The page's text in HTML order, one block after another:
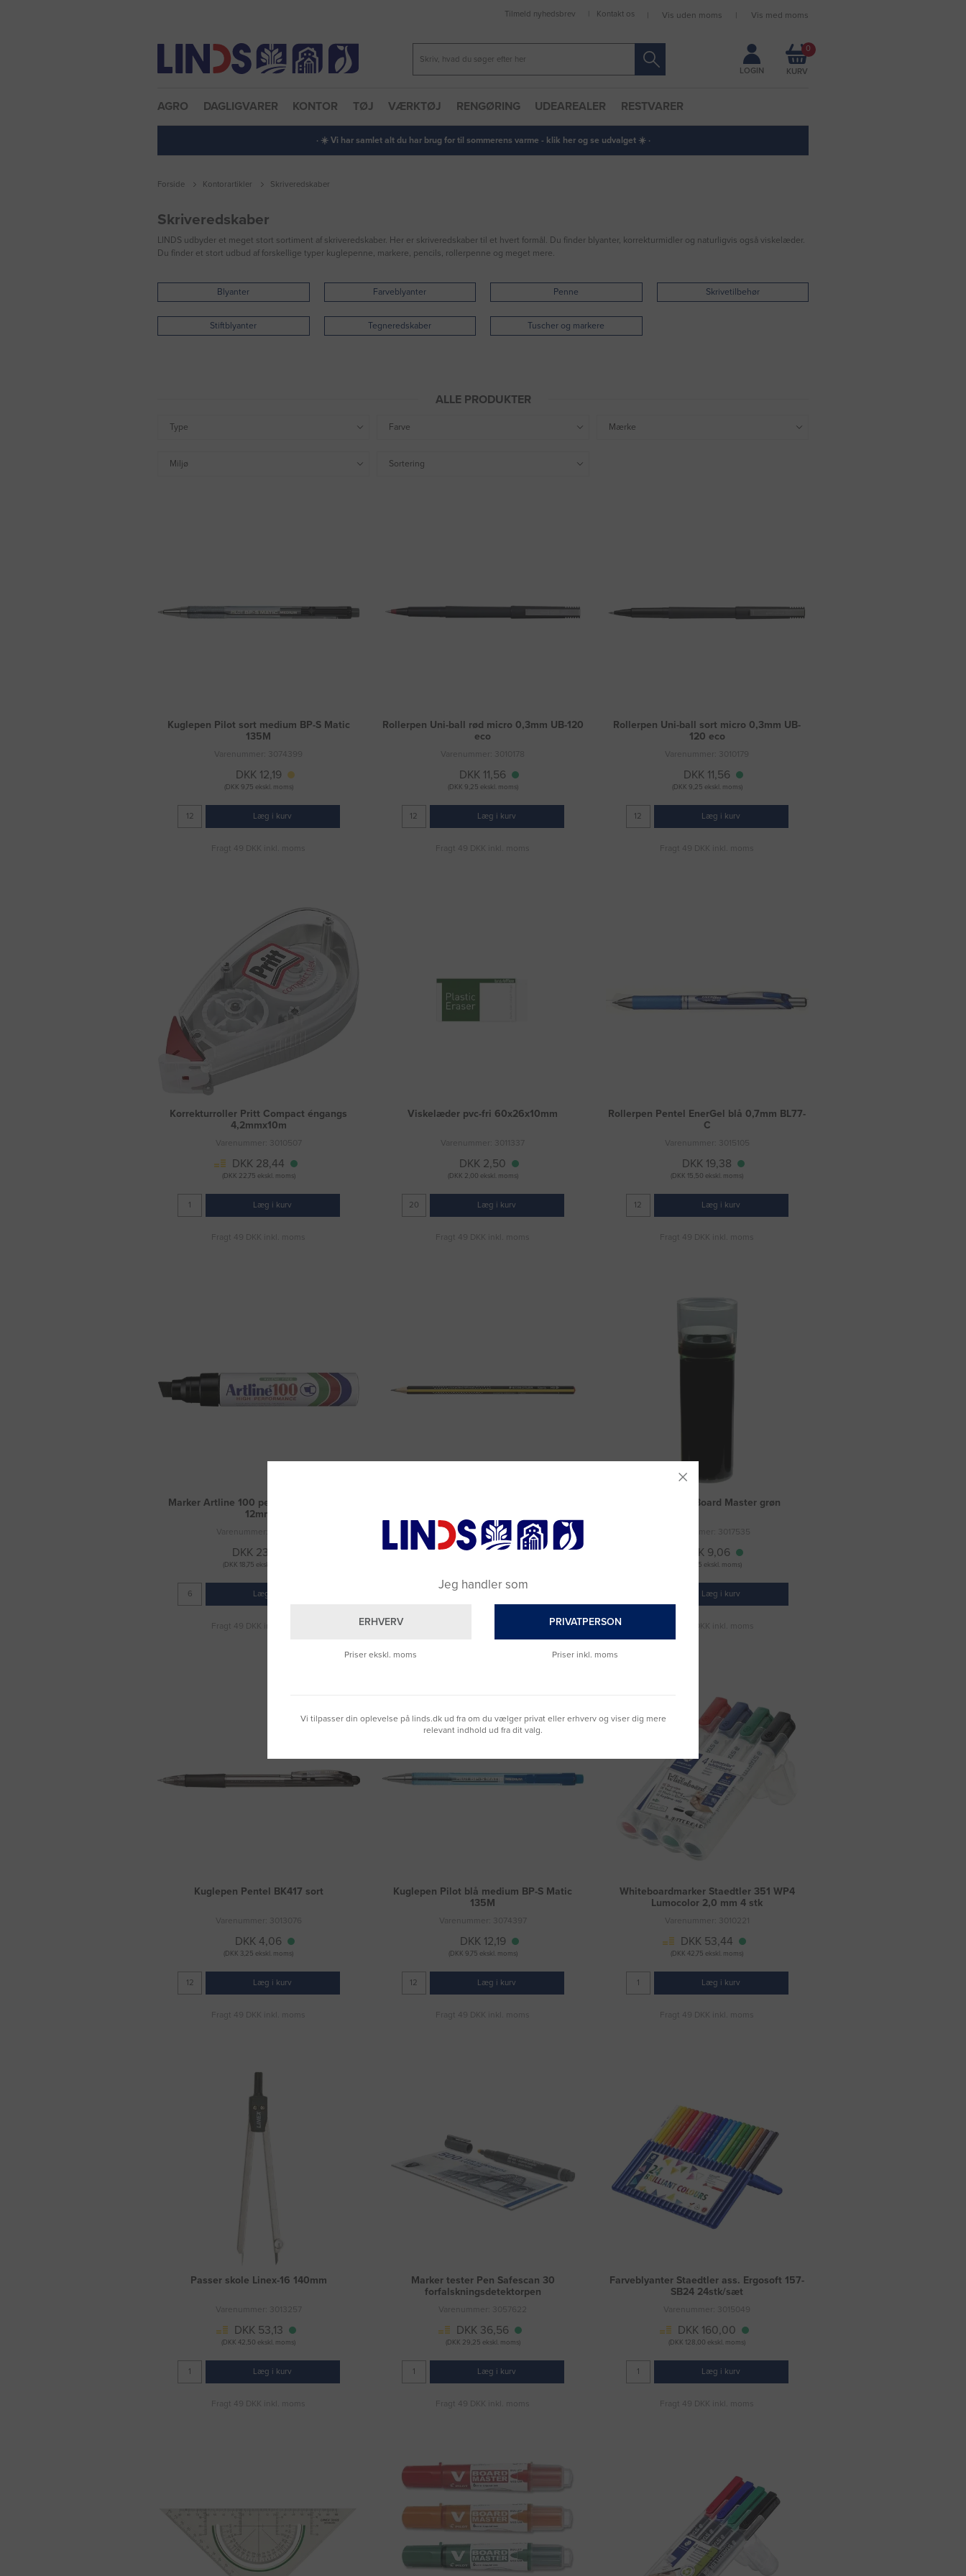
Forbliv logget ind
Tilmeld nyhedsbrev Kontakt os Vis uden moms Vis med moms
LOGIN
0
AGRO DAGLIGVARER KONTOR TØJ VÆRKTØJ RENGØRING UDEAREALER RESTVARER
· ☀️ Vi har samlet alt du har brug for til sommerens varme - klik her og se udvalget ☀️ ·
Forside Kontorartikler Skriveredskaber
Skriveredskaber
LINDS udbyder et meget stort sortiment af skriveredskaber. Her er skriveredskaber til et hvert formål. Du finder blyanter, korrekturmidler og naturligvis også viskelæder.
Du finder et stort udbud af forskellige typer kuglepenne, markere, pencils, rollerpenne og meget mere.
Blyanter Farveblyanter Penne Skrivetilbehør
Stiftblyanter Tegneredskaber Tuscher og markere
ALLE PRODUKTER
Type Farve Mærke
Miljø Sortering
Kuglepen Pilot sort medium BP-S Matic
135M
Varenummer: 3074399
DKK 12,19
(DKK 9,75 ekskl. moms)
Læg i kurv
Fragt 49 DKK inkl. moms
Rollerpen Uni-ball rød micro 0,3mm UB-120
eco
Varenummer: 3010178
DKK 11,56
(DKK 9,25 ekskl. moms)
Læg i kurv
Fragt 49 DKK inkl. moms
Rollerpen Uni-ball sort micro 0,3mm UB-
120 eco
Varenummer: 3010179
DKK 11,56
(DKK 9,25 ekskl. moms)
Læg i kurv
Fragt 49 DKK inkl. moms
Korrekturroller Pritt Compact éngangs
4,2mmx10m
Varenummer: 3010507
DKK 28,44
(DKK 22,75 ekskl. moms)
Læg i kurv
Fragt 49 DKK inkl. moms
Viskelæder pvc-fri 60x26x10mm
Varenummer: 3011337
DKK 2,50
(DKK 2,00 ekskl. moms)
Læg i kurv
Fragt 49 DKK inkl. moms
Rollerpen Pentel EnerGel blå 0,7mm BL77-
C
Varenummer: 3015105
DKK 19,38
(DKK 15,50 ekskl. moms)
Læg i kurv
Fragt 49 DKK inkl. moms
Marker Artline 100 permanent sort 7,5-
12mm
Varenummer: 3015137
DKK 23,44
(DKK 18,75 ekskl. moms)
Læg i kurv
Fragt 49 DKK inkl. moms
Varenummer: 3017737
DKK 5,00
Refill Pilot V-Board Master grøn
Varenummer: 3017535
DKK 9,06
(DKK 7,25 ekskl. moms)
Læg i kurv
Fragt 49 DKK inkl. moms
Kuglepen Pentel BK417 sort
Varenummer: 3013076
DKK 4,06
(DKK 3,25 ekskl. moms)
Læg i kurv
Fragt 49 DKK inkl. moms
Kuglepen Pilot blå medium BP-S Matic
135M
Varenummer: 3074397
DKK 12,19
(DKK 9,75 ekskl. moms)
Læg i kurv
Fragt 49 DKK inkl. moms
Whiteboardmarker Staedtler 351 WP4
Lumocolor 2,0 mm 4 stk
Varenummer: 3010221
DKK 53,44
(DKK 42,75 ekskl. moms)
Læg i kurv
Fragt 49 DKK inkl. moms
Passer skole Linex-16 140mm
Varenummer: 3013257
DKK 53,13
(DKK 42,50 ekskl. moms)
Læg i kurv
Fragt 49 DKK inkl. moms
Marker tester Pen Safescan 30
forfalskningsdetektorpen
Varenummer: 3057622
DKK 36,56
(DKK 29,25 ekskl. moms)
Læg i kurv
Fragt 49 DKK inkl. moms
Farveblyanter Staedtler ass. Ergosoft 157-
SB24 24stk/sæt
Varenummer: 3015049
DKK 160,00
(DKK 128,00 ekskl. moms)
Læg i kurv
Fragt 49 DKK inkl. moms
Jeg handler som
ERHVERV
Priser ekskl. moms
PRIVATPERSON
Priser inkl. moms
Vi tilpasser din oplevelse på linds.dk ud fra om du vælger privat eller erhverv og viser dig mere
relevant indhold ud fra dit valg.